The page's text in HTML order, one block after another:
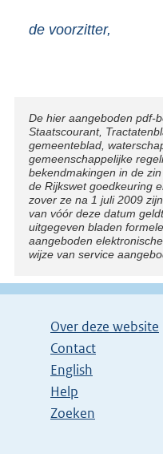
de voorzitter,
Disclaimer
De hier aangeboden pdf-
Staatscourant,
gemeenteblad,
gemeenschappelijke
bekendmakingen in de
de Rijkswet goedkeuring
zover ze na 1 juli 2009
van vóór deze datum
uitgegeven bladen
aangeboden
wijze van service
Over deze website
Contact
English
Help
Zoeken